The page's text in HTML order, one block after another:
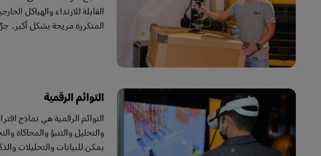
القابلة للارتداء والهياكل
المتكررة مريحة بشكل أكبر.
التوائم الرقمية
التوائم الرقمية هي نماذج
يمكن للبيانات والتحليلات